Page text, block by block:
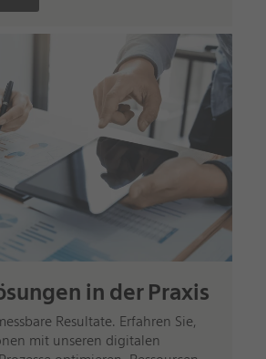
in der Praxis
Resultate. Erfahren Sie,
mit unseren digitalen